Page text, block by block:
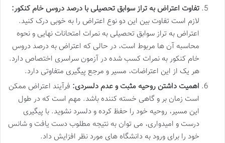
تفاوت اعتراض به تراز سوابق تحصیلی با درصد دروس خام کنکور:
لازم است تفاوت بین این دو نوع اعتراض را به خوبی درک کنید.
اعتراض به تراز سوابق تحصیلی به نمرات امتحانات نهایی و نحوه
محاسبه آن ها مربوط است، در حالی که اعتراض به درصد دروس
خام کنکور به نمرات کسب شده در آزمون سراسری اختصاص دارد.
هر یک از این اعتراضات، مسیر و مرجع پیگیری متفاوتی دارد.
اهمیت داشتن روحیه مثبت و عدم دلسردی: فرآیند اعتراض ممکن
است زمان بر و گاهی خسته کننده باشد. مهم است که در طول
این مسیر، روحیه خود را حفظ کرده و دلسرد نشوید. با پیگیری
درست و امیدواری، می توان به نتیجه مطلوب دست یافت و شانس
خود را برای ورود به دانشگاه های مورد نظر افزایش داد.